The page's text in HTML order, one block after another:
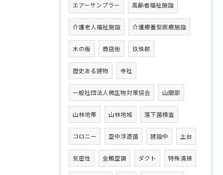
エアーサンプラー 高齢者福祉施設
介護老人福祉施設 介護療養型医療施設
木の板 商店街 玖珠郡
歴史ある建物 寺社
一般社団法人微生物対策協会 山間部
山林地帯 山林地域 落下菌検査
コロニー 空中浮遊菌 建設中 土台
気密性 全館空調 ダクト 特殊清掃